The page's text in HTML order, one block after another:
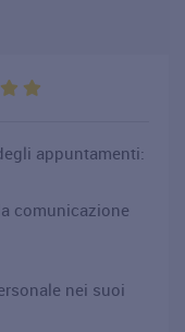
appuntamenti:
comunicazione
nei suoi